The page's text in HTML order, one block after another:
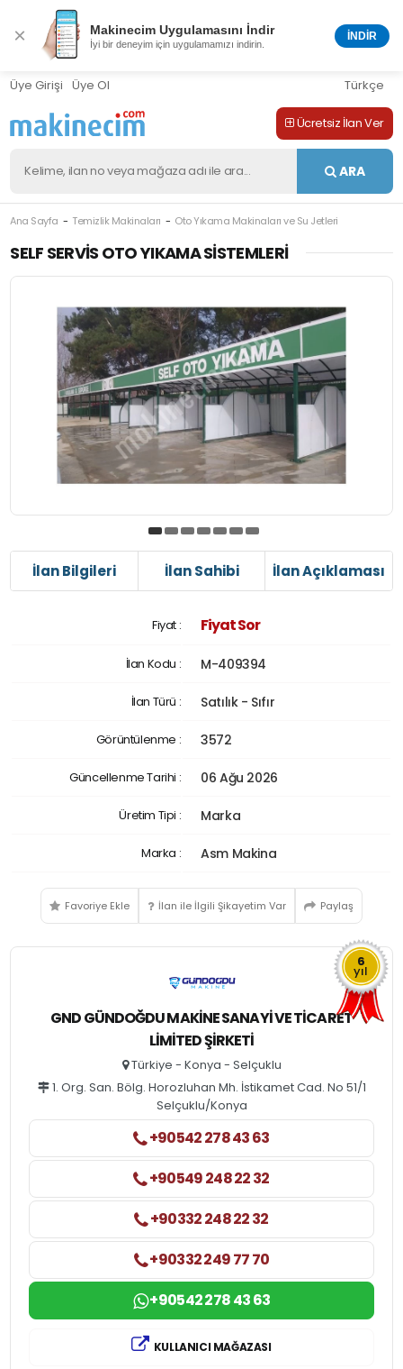
× Makinecim Uygulamasını İndir
İyi bir deneyim için uygulamamızı indirin.
İNDİR
Üye Girişi Üye Ol Türkçe
Ücretsiz İlan Ver
ARA
Ana Sayfa Temizlik Makinaları
Oto Yıkama Makinaları ve Su Jetleri
SELF SERVIS OTO YIKAMA SISTEMLERI
İlan Bilgileri İlan Sahibi İlan Açıklaması
Fiyat : Fiyat Sor
İlan Kodu : M-409394
İlan Türü : Satılık - Sıfır
Görüntülenme : 3572
Güncellenme Tarihi : 06 Ağu 2026
Üretim Tipi : Marka
Marka : Asm Makina
Favoriye Ekle İlan ile İlgili Şikayetim Var Paylaş
6
yıl
GND GÜNDOĞDU MAKINE SANAYI VE TICARET
LIMITED ŞIRKETI
Türkiye - Konya - Selçuklu
1. Org. San. Bölg. Horozluhan Mh. İstikamet Cad. No 51/1
Selçuklu/Konya
+90542 278 43 63
+90549 248 22 32
+90332 248 22 32
+90332 249 77 70
+90542 278 43 63
KULLANICI MAĞAZASI